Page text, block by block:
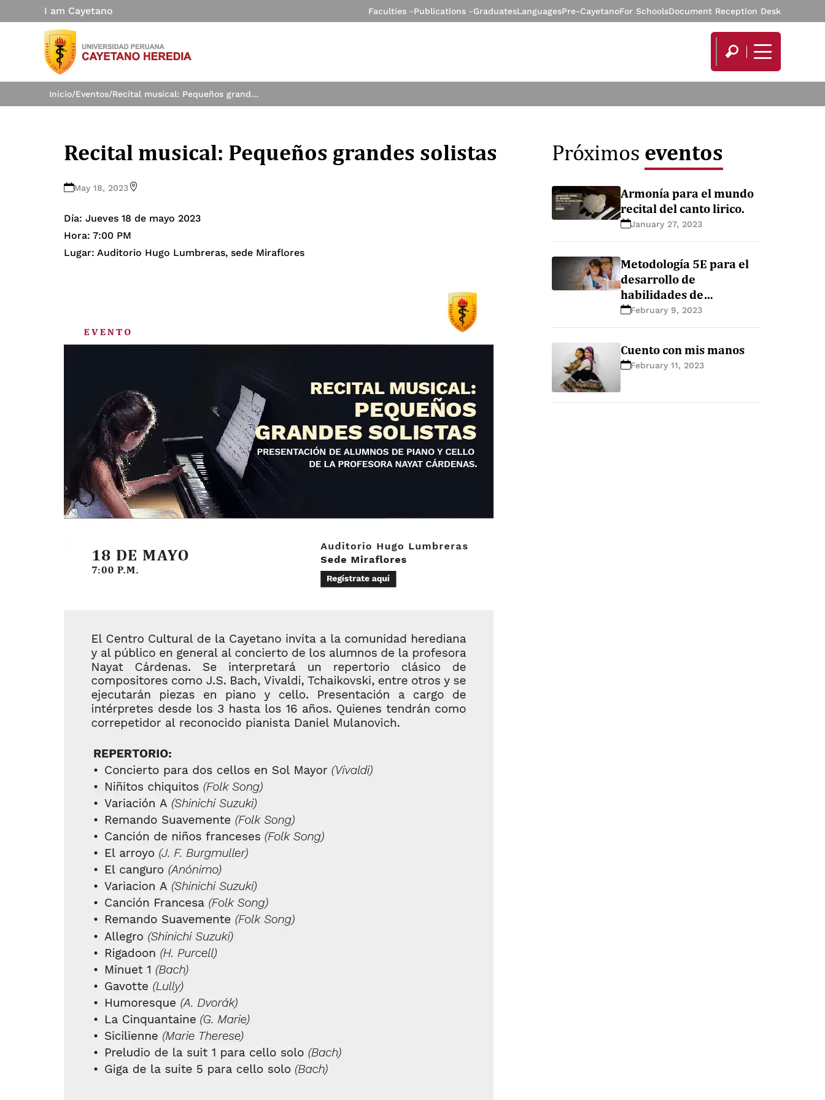
I am Cayetano Faculties Publications GraduatesLanguagesPre-CayetanoFor SchoolsDocument Reception Desk
Inicio/Eventos/ Recital musical: Pequeños grandes solistas
Recital musical: Pequeños grandes solistas
May 18, 2023
Día: Jueves 18 de mayo 2023
Hora: 7:00 PM
Lugar: Auditorio Hugo Lumbreras, sede Miraflores
Próximos eventos
Armonía para el mundo
recital del canto lirico.
January 27, 2023
Metodología 5E para el
desarrollo de
habilidades de
pensamiento científico
en la educación básica
February 9, 2023
Cuento con mis manos
February 11, 2023